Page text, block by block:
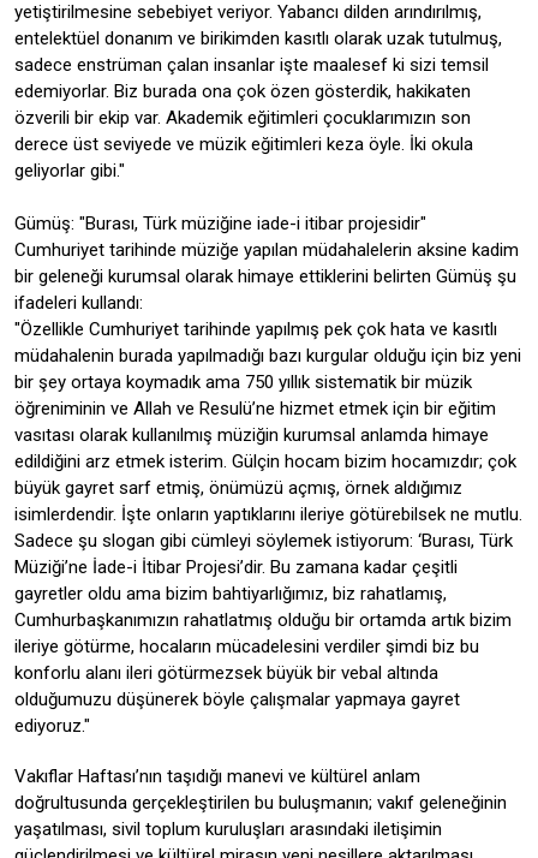
yetiştirilmesine sebebiyet veriyor. Yabancı dilden arındırılmış,
entelektüel donanım ve birikimden kasıtlı olarak uzak tutulmuş,
sadece enstrüman çalan insanlar işte maalesef ki sizi temsil
edemiyorlar. Biz burada ona çok özen gösterdik, hakikaten
özverili bir ekip var. Akademik eğitimleri çocuklarımızın son
derece üst seviyede ve müzik eğitimleri keza öyle. İki okula
geliyorlar gibi."
Gümüş: "Burası, Türk müziğine iade-i itibar projesidir"
Cumhuriyet tarihinde müziğe yapılan müdahalelerin aksine kadim
bir geleneği kurumsal olarak himaye ettiklerini belirten Gümüş şu
ifadeleri kullandı:
"Özellikle Cumhuriyet tarihinde yapılmış pek çok hata ve kasıtlı
müdahalenin burada yapılmadığı bazı kurgular olduğu için biz yeni
bir şey ortaya koymadık ama 750 yıllık sistematik bir müzik
öğreniminin ve Allah ve Resulü’ne hizmet etmek için bir eğitim
vasıtası olarak kullanılmış müziğin kurumsal anlamda himaye
edildiğini arz etmek isterim. Gülçin hocam bizim hocamızdır; çok
büyük gayret sarf etmiş, önümüzü açmış, örnek aldığımız
isimlerdendir. İşte onların yaptıklarını ileriye götürebilsek ne mutlu.
Sadece şu slogan gibi cümleyi söylemek istiyorum: ‘Burası, Türk
Müziği’ne İade-i İtibar Projesi’dir. Bu zamana kadar çeşitli
gayretler oldu ama bizim bahtiyarlığımız, biz rahatlamış,
Cumhurbaşkanımızın rahatlatmış olduğu bir ortamda artık bizim
ileriye götürme, hocaların mücadelesini verdiler şimdi biz bu
konforlu alanı ileri götürmezsek büyük bir vebal altında
olduğumuzu düşünerek böyle çalışmalar yapmaya gayret
ediyoruz."
Vakıflar Haftası’nın taşıdığı manevi ve kültürel anlam
doğrultusunda gerçekleştirilen bu buluşmanın; vakıf geleneğinin
yaşatılması, sivil toplum kuruluşları arasındaki iletişimin